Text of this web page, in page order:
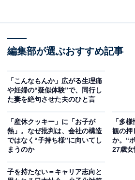
編集部が選ぶおすすめ記事
「こんなもんか」広がる生理痛
や妊婦の“疑似体験”で、同行し
た妻を絶句させた夫のひと言
「産休クッキー」に「お子が
熱」。なぜ批判は、会社の構造
ではなく“子持ち様”に向いてし
まうのか
「多
観の押
か。“
27歳女
子を持たない＝キャリア志向と